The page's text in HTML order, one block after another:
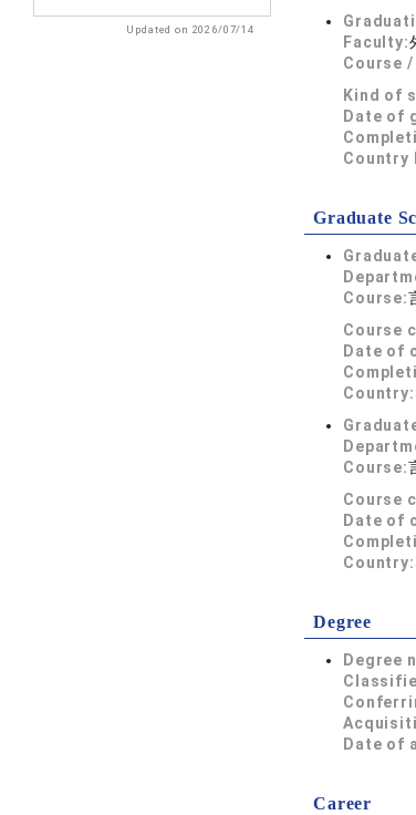
Updated on 2026/07/14
Faculty:
Course
Kind of
Date of
Country
Graduate
Course:
Course
Date of
Country:
Course:
Course
Date of
Country:
Degree
Degree
Date of
Career